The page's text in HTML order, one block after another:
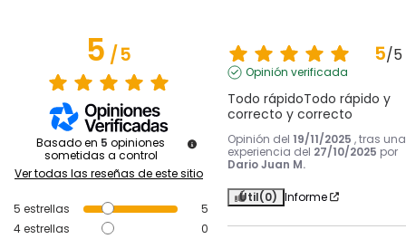
5/5
Basado en 5 opiniones
sometidas a control
Ver todas las reseñas de este sitio
5 estrellas
5
4estrellas
0
5/5
Opinión verificada
Todo rápidoTodo rápido y
correcto y correcto
Opinión del 19/11/2025 , tras una
experiencia del 27/10/2025 por
Dario Juan M.
Útil(0) Informe